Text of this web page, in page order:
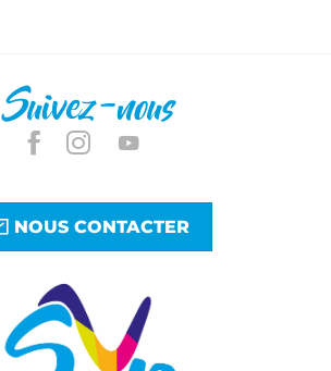
Suivez-nous
NOUS CONTACTER